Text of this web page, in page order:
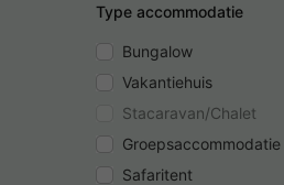
Type accommodatie
Bungalow
Vakantiehuis
Stacaravan/Chalet
Groepsaccommodatie
Safaritent